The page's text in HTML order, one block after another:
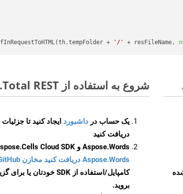
+
'/' + resFileName,
شروع به استفاده از Aspose.Total REST برای MHTML to PCL کنید
یک حساب در داشبورد
دریافت کنید
Aspose.Words و Aspose.Cells Cloud SDK برای کد منبع Android را از
Aspose.Words دریافت کنید مخازن GitHub
کامپایل/استفاده از SDK خودتان یا برای گزینه های دانلود جایگزین به
بروید.